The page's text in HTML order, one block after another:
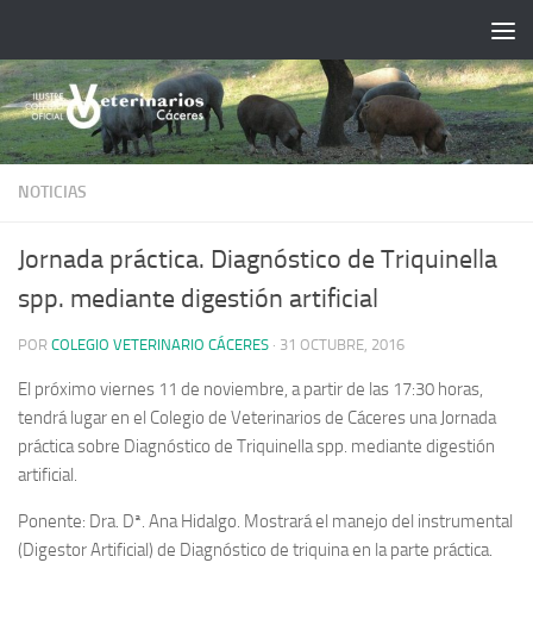
NOTICIAS
Jornada práctica. Diagnóstico de Triquinella
spp. mediante digestión artificial
POR COLEGIO VETERINARIO CÁCERES · 31 OCTUBRE, 2016
El próximo viernes 11 de noviembre, a partir de las 17:30 horas,
tendrá lugar en el Colegio de Veterinarios de Cáceres una Jornada
práctica sobre Diagnóstico de Triquinella spp. mediante digestión
artificial.
Ponente: Dra. Dª. Ana Hidalgo. Mostrará el manejo del instrumental
(Digestor Artificial) de Diagnóstico de triquina en la parte práctica.